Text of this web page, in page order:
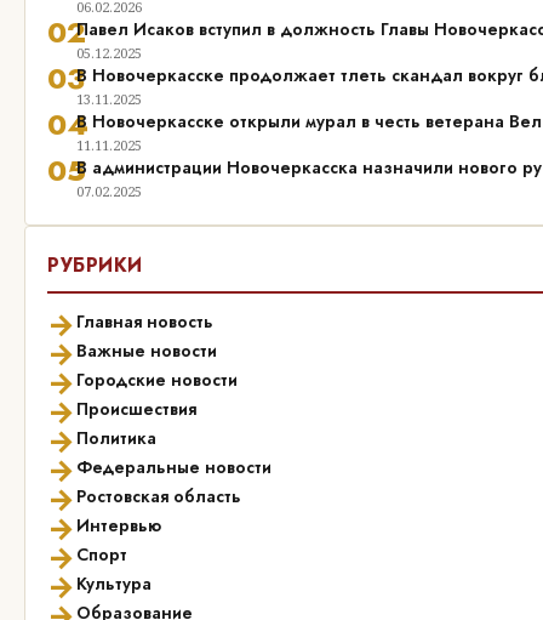
06.02.2026
02Павел Исаков вступил в должность Главы
05.12.2025
03В Новочеркасске продолжает тлеть скандал вокруг
13.11.2025
04В Новочеркасске открыли мурал в честь ветерана
11.11.2025
05В администрации Новочеркасска назначили нового
07.02.2025
РУБРИКИ
→ Главная новость
→ Важные новости
→ Городские новости
→ Происшествия
→ Политика
→ Федеральные новости
→ Ростовская область
→ Интервью
→ Спорт
→ Культура
Образование